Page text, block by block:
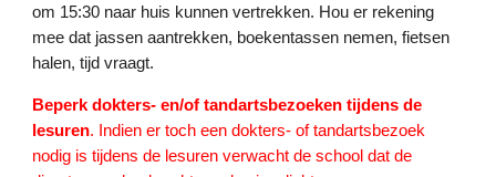
om 15:30 naar huis kunnen vertrekken. Hou er rekening
mee dat jassen aantrekken, boekentassen nemen, fietsen
halen, tijd vraagt.
Beperk dokters- en/of tandartsbezoeken tijdens de
lesuren. Indien er toch een dokters- of tandartsbezoek
nodig is tijdens de lesuren verwacht de school dat de